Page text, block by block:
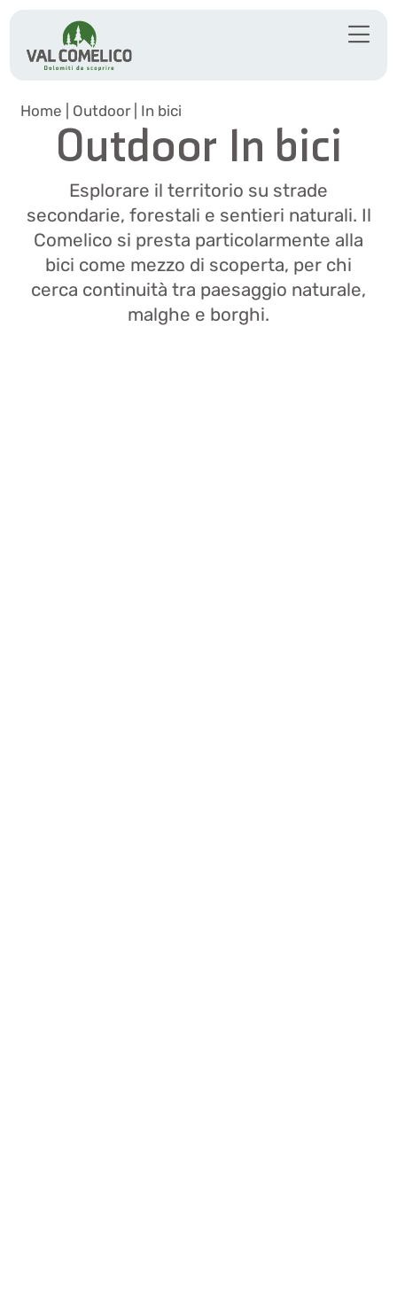
Home Outdoor| In bici
Outdoor In bici
Esplorare il territorio su strade
secondarie, forestali e sentieri naturali. Il
Comelico si presta particolarmente alla
bici come mezzo di scoperta, per chi
cerca continuità tra paesaggio naturale,
malghe e borghi.